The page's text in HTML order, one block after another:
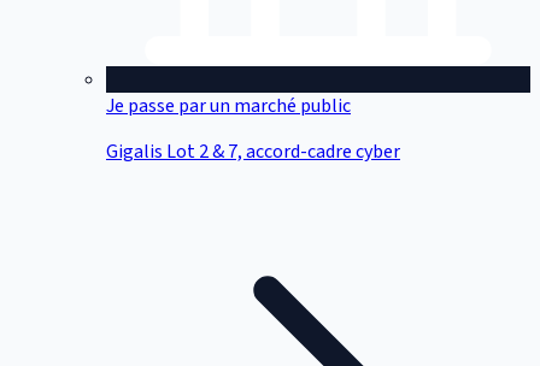
Je passe par un marché public
Gigalis Lot 2 & 7, accord-cadre cyber